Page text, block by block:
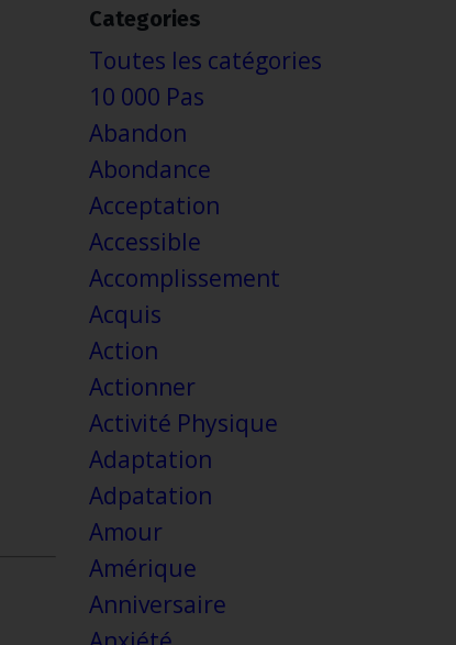
Categories
Toutes les catégories
10 000 Pas
Abandon
Abondance
Acceptation
Accessible
Accomplissement
Acquis
Action
Actionner
Activité Physique
Adaptation
Adpatation
Amour
Amérique
Anniversaire